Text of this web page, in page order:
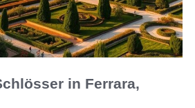
in Ferrara,